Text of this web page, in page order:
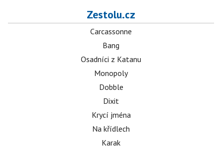
Zestolu.cz
Carcassonne
Bang
Osadníci z Katanu
Monopoly
Dobble
Dixit
Krycí jména
Na křídlech
Karak